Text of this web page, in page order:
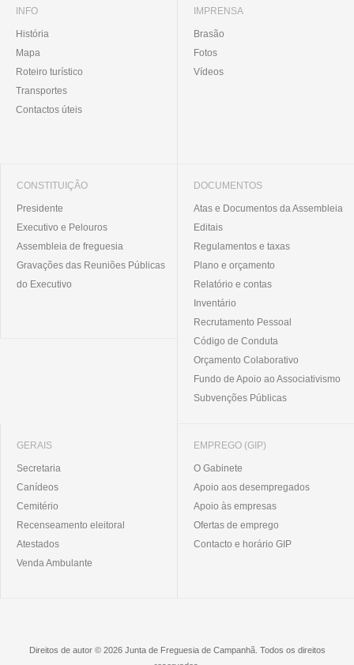
INFO
História
Mapa
Roteiro turístico
Transportes
Contactos úteis
IMPRENSA
Brasão
Fotos
Vídeos
CONSTITUIÇÃO
Presidente
Executivo e Pelouros
Assembleia de freguesia
Gravações das Reuniões Públicas
do Executivo
DOCUMENTOS
Atas e Documentos da Assembleia
Editais
Regulamentos e taxas
Plano e orçamento
Relatório e contas
Inventário
Recrutamento Pessoal
Código de Conduta
Orçamento Colaborativo
Fundo de Apoio ao Associativismo
Subvenções Públicas
GERAIS
Secretaria
Canídeos
Cemitério
Recenseamento eleitoral
Atestados
Venda Ambulante
EMPREGO (GIP)
O Gabinete
Apoio aos desempregados
Apoio às empresas
Ofertas de emprego
Contacto e horário GIP
Direitos de autor © 2026 Junta de Freguesia de Campanhã. Todos os direitos